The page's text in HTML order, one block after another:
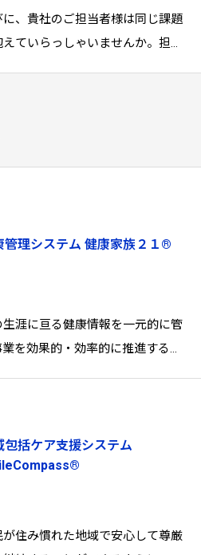
、貴社のご担当者様は同じ課題
ていらっしゃいませんか。担当
管理システム 健康家族２１®
涯に亘る健康情報を一元的に管
を効果的・効率的に推進するた
包括ケア支援システム
住み慣れた地域で安心して尊厳